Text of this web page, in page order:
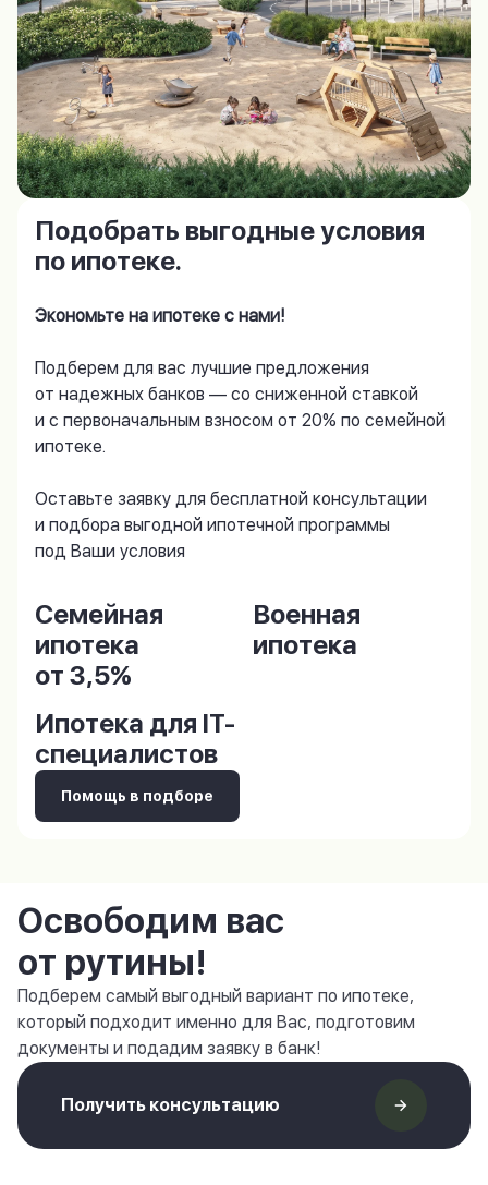
Подобрать выгодные условия
по ипотеке.
Экономьте на ипотеке с нами!
Подберем для вас лучшие предложения
от надежных банков — со сниженной ставкой
и с первоначальным взносом от 20% по семейной
ипотеке.
Оставьте заявку для бесплатной консультации
и подбора выгодной ипотечной программы
под Ваши условия
Семейная
ипотека
от 3,5%
Военная
ипотека
Ипотека для IT-
специалистов
Помощь в подборе
Освободим вас
от рутины!
Подберем самый выгодный вариант по ипотеке,
который подходит именно для Вас, подготовим
документы и подадим заявку в банк!
Получить консультацию